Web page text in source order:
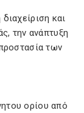
και
την ανάπτυξη
των
ορίου από